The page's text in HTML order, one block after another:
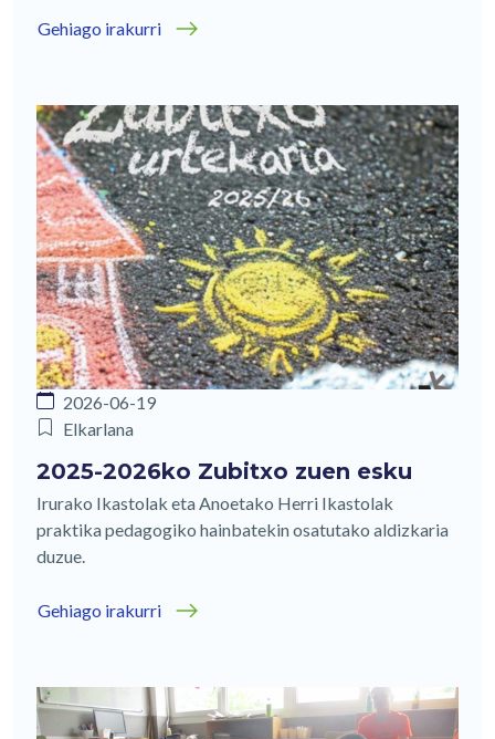
Gehiago irakurri
2026-06-19
Elkarlana
2025-2026ko Zubitxo zuen esku
Irurako Ikastolak eta Anoetako Herri Ikastolak
praktika pedagogiko hainbatekin osatutako aldizkaria
duzue.
Gehiago irakurri